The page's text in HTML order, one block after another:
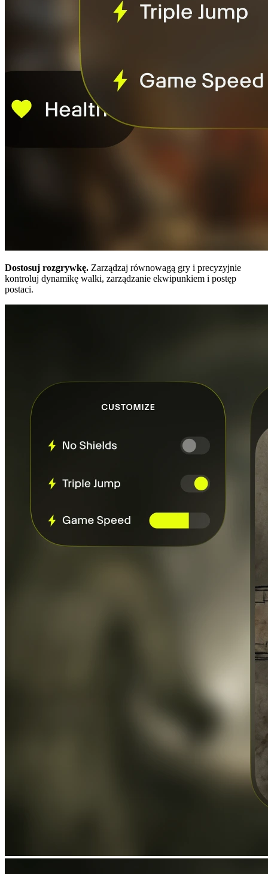
Dostosuj rozgrywkę. Zarządzaj równowagą gry i precyzyjnie
kontroluj dynamikę walki, zarządzanie ekwipunkiem i postęp
postaci.